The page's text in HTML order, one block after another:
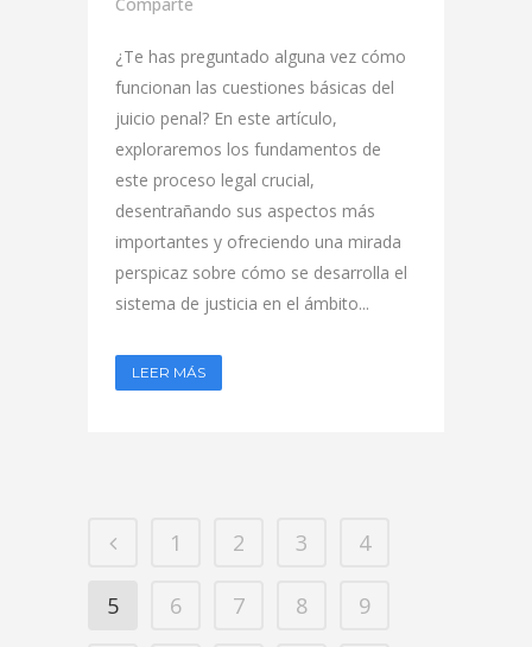
Comparte
¿Te has preguntado alguna vez cómo
funcionan las cuestiones básicas del
juicio penal? En este artículo,
exploraremos los fundamentos de
este proceso legal crucial,
desentrañando sus aspectos más
importantes y ofreciendo una mirada
perspicaz sobre cómo se desarrolla el
sistema de justicia en el ámbito...
LEER MÁS
1 2 3 4
5 6 7 8 9